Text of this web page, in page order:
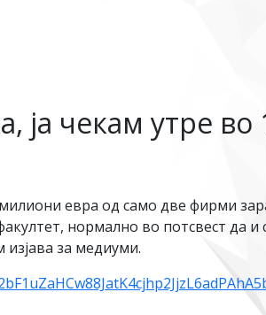
ја чекам утре во
евра од само две фирми
нормално во потсвест да и
изјава за медиуми.